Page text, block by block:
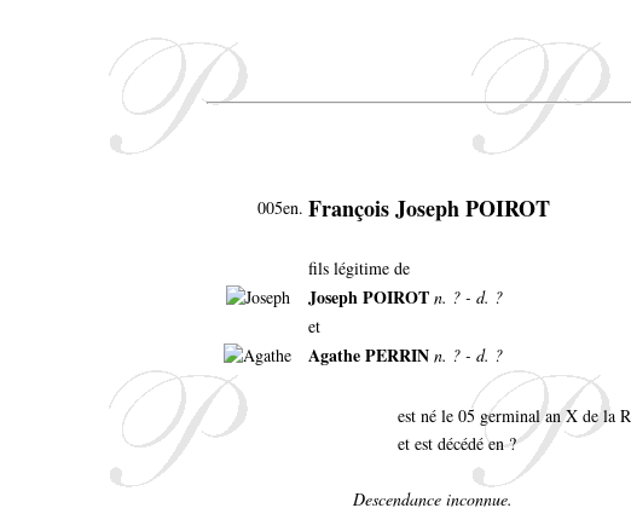
005en. François Joseph POIROT
fils légitime de
Joseph POIROT n. ? - d. ?
et
Agathe PERRIN n. ? - d. ?
est né le 05 germinal an X de la
et est décédé en ?
Descendance inconnue.